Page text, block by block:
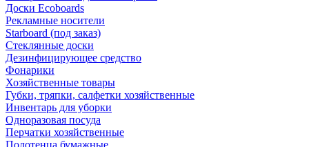
Доски Ecoboards
Рекламные носители
Starboard (под заказ)
Стеклянные доски
Дезинфицирующее средство
Фонарики
Хозяйственные товары
Губки, тряпки, салфетки хозяйственные
Инвентарь для уборки
Одноразовая посуда
Перчатки хозяйственные
Полотенца бумажные